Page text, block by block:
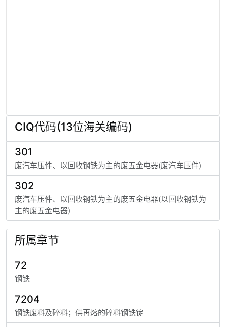
CIQ代码(13位海关编码)
301
废汽车压件、以回收钢铁为主的废五金电器(废汽车压件)
302
废汽车压件、以回收钢铁为主的废五金电器(以回收钢铁为
主的废五金电器)
所属章节
72
钢铁
7204
钢铁废料及碎料；供再熔的碎料钢铁锭